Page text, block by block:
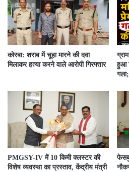
कोरबा: शराब में चूहा मारने की दवा
मिलाकर हत्या करने वाले आरोपी गिरफ्तार
हुआ
PMGSY-IV में 10 किमी क्लस्टर की
विशेष व्यवस्था का प्रस्ताव, केंद्रीय मंत्री